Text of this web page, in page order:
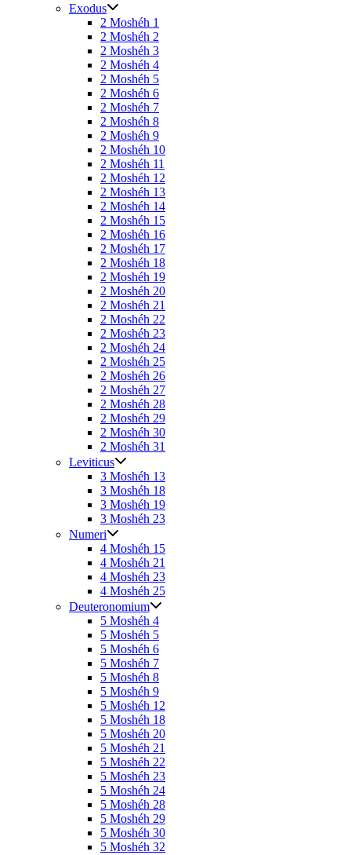
Exodus
2 Moshéh 1
2 Moshéh 2
2 Moshéh 3
2 Moshéh 4
2 Moshéh 5
2 Moshéh 6
2 Moshéh 7
2 Moshéh 8
2 Moshéh 9
2 Moshéh 10
2 Moshéh 11
2 Moshéh 12
2 Moshéh 13
2 Moshéh 14
2 Moshéh 15
2 Moshéh 16
2 Moshéh 17
2 Moshéh 18
2 Moshéh 19
2 Moshéh 20
2 Moshéh 21
2 Moshéh 22
2 Moshéh 23
2 Moshéh 24
2 Moshéh 25
2 Moshéh 26
2 Moshéh 27
2 Moshéh 28
2 Moshéh 29
2 Moshéh 30
2 Moshéh 31
Leviticus
3 Moshéh 13
3 Moshéh 18
3 Moshéh 19
3 Moshéh 23
Numeri
4 Moshéh 15
4 Moshéh 21
4 Moshéh 23
4 Moshéh 25
Deuteronomium
5 Moshéh 4
5 Moshéh 5
5 Moshéh 6
5 Moshéh 7
5 Moshéh 8
5 Moshéh 9
5 Moshéh 12
5 Moshéh 18
5 Moshéh 20
5 Moshéh 21
5 Moshéh 22
5 Moshéh 23
5 Moshéh 24
5 Moshéh 28
5 Moshéh 29
5 Moshéh 30
5 Moshéh 32